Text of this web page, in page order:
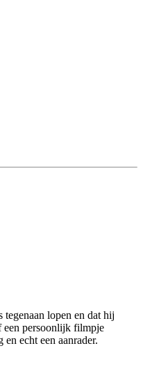
lopen en dat hij
een persoonlijk filmpje
echt een aanrader.